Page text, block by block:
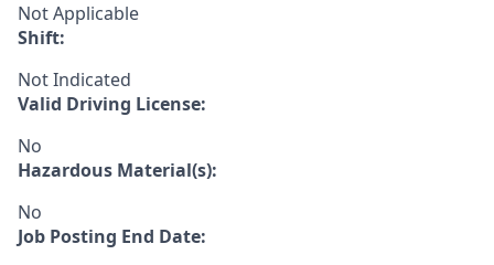
Not Applicable
Shift:
Not Indicated
Valid Driving License:
No
Hazardous Material(s):
No
Job Posting End Date: